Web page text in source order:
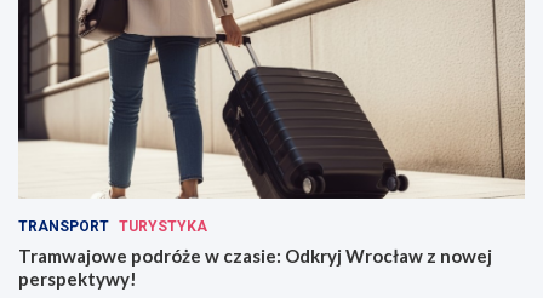
TRANSPORT TURYSTYKA
Tramwajowe podróże w czasie: Odkryj Wrocław z nowej
perspektywy!